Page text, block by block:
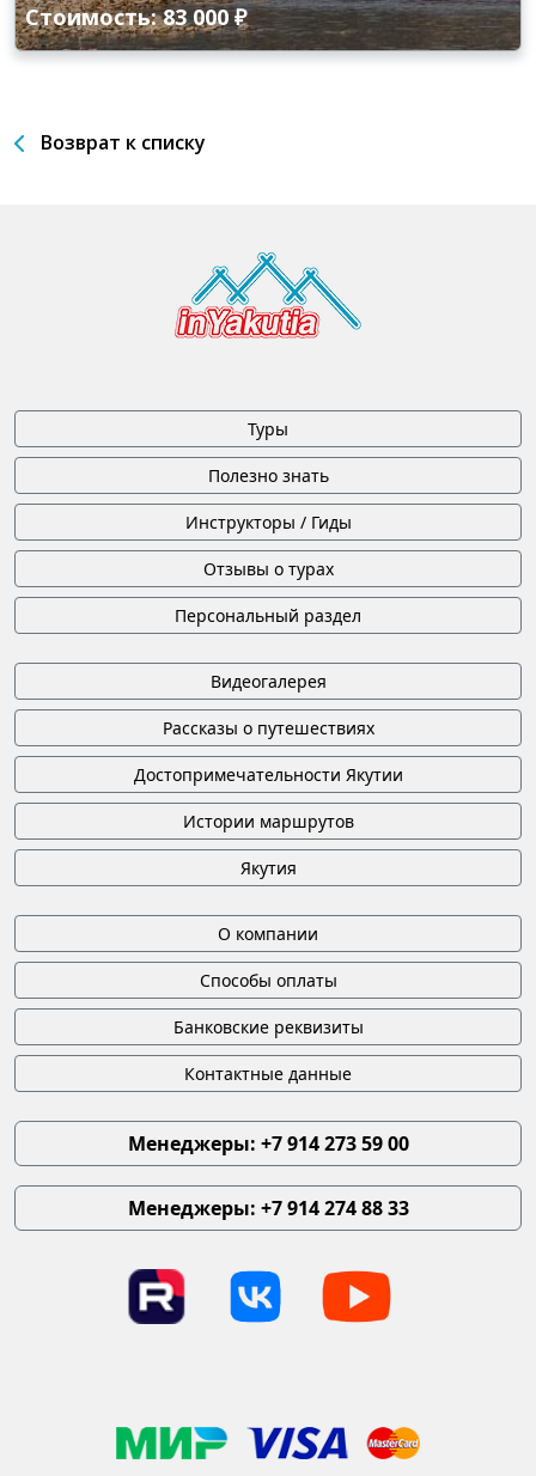
Стоимость: 83 000 ₽
Возврат к списку
Туры
Полезно знать
Инструкторы / Гиды
Отзывы о турах
Персональный раздел
Видеогалерея
Рассказы о путешествиях
Достопримечательности Якутии
Истории маршрутов
Якутия
О компании
Способы оплаты
Банковские реквизиты
Контактные данные
Менеджеры: +7 914 273 59 00
Менеджеры: +7 914 274 88 33